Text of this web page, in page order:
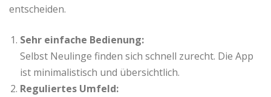
entscheiden.
Sehr einfache Bedienung:
Selbst Neulinge finden sich schnell zurecht. Die App
ist minimalistisch und übersichtlich.
Reguliertes Umfeld: